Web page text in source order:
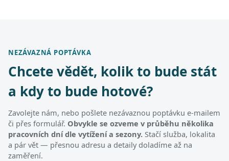
NEZÁVAZNÁ POPTÁVKA
Chcete vědět, kolik to bude stát
a kdy to bude hotové?
Zavolejte nám, nebo pošlete nezávaznou poptávku e-mailem
či přes formulář. Obvykle se ozveme v průběhu několika
pracovních dní dle vytížení a sezony. Stačí služba, lokalita
a pár vět — přesnou adresu a detaily doladíme až na
zaměření.